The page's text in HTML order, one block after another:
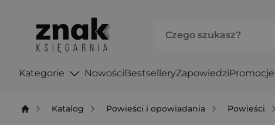
Kategorie NowościBestselleryZapowiedziPromocje
Katalog Powieści i opowiadania Powieści